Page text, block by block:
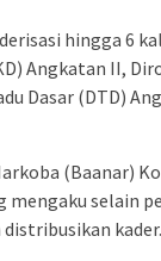
hingga 6
Angkatan II,
Dasar (DTD)
(Baanar)
mengaku selain
kader.